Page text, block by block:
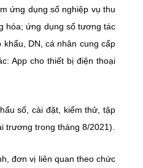
ứng dụng số nghiệp vụ thu
hóa; ứng dụng số tương tác
DN, cá nhân cung cấp
App cho thiết bị điện thoại
số, cài đặt, kiểm thử, tập
trong tháng 8/2021).
đơn vị liên quan theo chức